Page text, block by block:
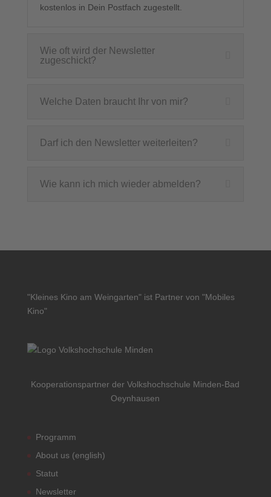
kostenlos in Dein Postfach zugestellt.
Wie oft wird der Newsletter
zugeschickt?
Welche Daten braucht Ihr von mir?
Darf ich den Newsletter weiterleiten?
Wie kann ich mich wieder abmelden?
"Kleines Kino am Weingarten" ist Partner von "Mobiles
Kino"
Kooperationspartner der Volkshochschule Minden-Bad
Oeynhausen
Programm
About us (english)
Statut
Newsletter